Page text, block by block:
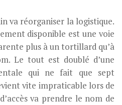
va réorganiser la logistique.
disponible est une voie
plus à un tortillard qu’à
Le tout est doublé d’une
qui ne fait que sept
vite impraticable lors de
va prendre le nom de